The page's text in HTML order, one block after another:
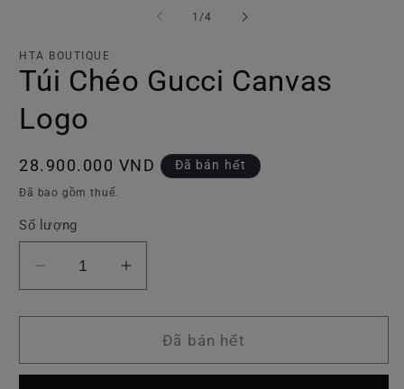
hộp
tương
1/trong
4
HTA BOUTIQUE
Túi Chéo Gucci Canvas
Logo
Giá
thông
28.900.000 VND Đã bán hết
Đã bao gồm thuế.
Số lượng
Giảm
số
lượng
Túi
Tăng
số
lượng
Túi
Đã bán hết